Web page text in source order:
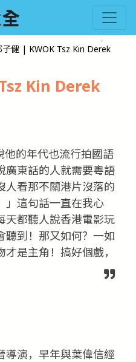
子健 | KWOK Tsz Kin Derek
Kin Derek
他的年代也流行拍國語
廣東話的人就需要粵語
人看那不關港片沒落的
」這句話一直在我心
天都聽人說香港電影玩
聽到！那又如何？一如
是主角！搞好個戲，
導演，早年與葉偉信經